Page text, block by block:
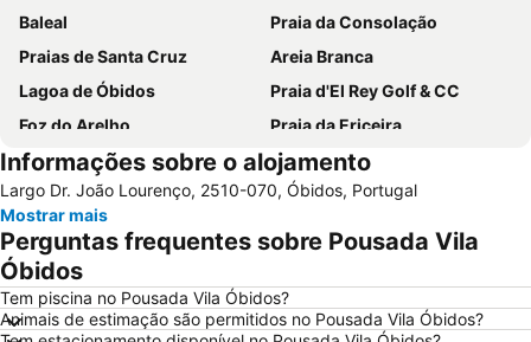
Baleal
Praia da Consolação
Praias de Santa Cruz
Areia Branca
Lagoa de Óbidos
Praia d'El Rey Golf & CC
Foz do Arelho
Praia da Ericeira
Grutas de Mira de Aire
Monumento Comemorativo da Batalha do Vimeiro
Mosteiro de Alcobaça
Buddha Eden Garden - Jardim da Paz
Praia de São Pedro de Moel
Serra do Montejunto
Praia das Berlengas
Porto Novo Beach
Castelo de Óbidos
Paredes de Vitória
Sítio da Nazaré
Informações sobre o alojamento
Largo Dr. João Lourenço, 2510-070, Óbidos, Portugal
Mostrar mais
Perguntas frequentes sobre Pousada Vila
Óbidos
Tem piscina no Pousada Vila Óbidos?
Animais de estimação são permitidos no Pousada Vila Óbidos?